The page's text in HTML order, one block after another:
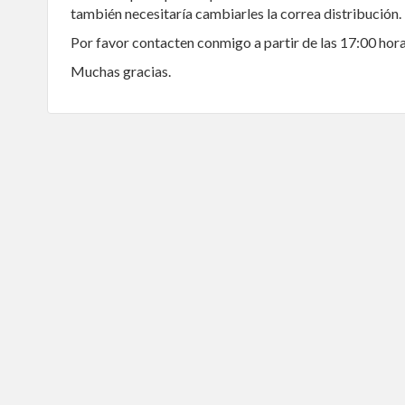
también necesitaría cambiarles la correa distribución.
Por favor contacten conmigo a partir de las 17:00
Muchas gracias.